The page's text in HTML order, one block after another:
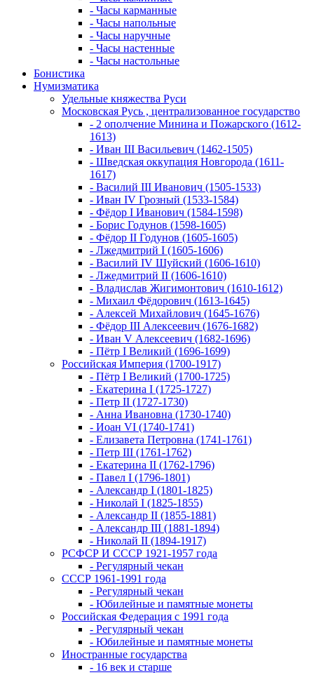
- Часы карманные
- Часы напольные
- Часы наручные
- Часы настенные
- Часы настольные
Бонистика
Нумизматика
Удельные княжества Руси
Московская Русь , централизованное государство
- 2 ополчение Минина и Пожарского (1612-
1613)
- Иван III Васильевич (1462-1505)
- Шведская оккупация Новгорода (1611-
1617)
- Василий III Иванович (1505-1533)
- Иван IV Грозный (1533-1584)
- Фёдор I Иванович (1584-1598)
- Борис Годунов (1598-1605)
- Фёдор II Годунов (1605-1605)
- Лжедмитрий I (1605-1606)
- Василий IV Шуйский (1606-1610)
- Лжедмитрий II (1606-1610)
- Владислав Жигимонтович (1610-1612)
- Михаил Фёдорович (1613-1645)
- Алексей Михайлович (1645-1676)
- Фёдор III Алексеевич (1676-1682)
- Иван V Алексеевич (1682-1696)
- Пётр I Великий (1696-1699)
Российская Империя (1700-1917)
- Пётр I Великий (1700-1725)
- Екатерина I (1725-1727)
- Петр II (1727-1730)
- Анна Ивановна (1730-1740)
- Иоан VI (1740-1741)
- Елизавета Петровна (1741-1761)
- Петр III (1761-1762)
- Екатерина II (1762-1796)
- Павел I (1796-1801)
- Александр I (1801-1825)
- Николай I (1825-1855)
- Александр II (1855-1881)
- Александр III (1881-1894)
- Николай II (1894-1917)
РСФСР И СССР 1921-1957 года
- Регулярный чекан
СССР 1961-1991 года
- Регулярный чекан
- Юбилейные и памятные монеты
Российская Федерация с 1991 года
- Регулярный чекан
- Юбилейные и памятные монеты
Иностранные государства
- 16 век и старше